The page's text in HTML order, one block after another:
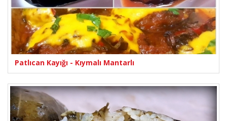
Patlıcan Kayığı - Kıymalı Mantarlı